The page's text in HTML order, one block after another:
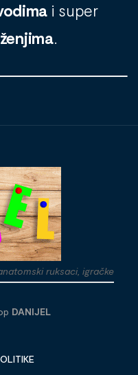
i super
.
ruksaci, igračke
DANIJEL